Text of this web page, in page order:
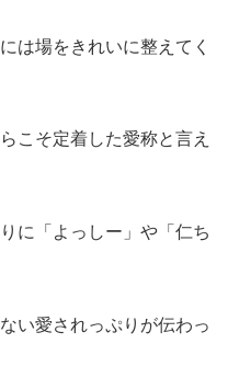
は場をきれいに整えてく
こそ定着した愛称と言え
に「よっしー」や「仁ち
い愛されっぷりが伝わっ